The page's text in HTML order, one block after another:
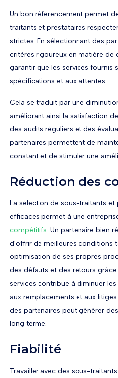
Un bon référencement permet
traitants et prestataires
strictes. En sélectionnant des
critères rigoureux en matière de
garantir que les services fournis
spécifications et aux attentes.
Cela se traduit par une
améliorant ainsi la satisfaction
des audits réguliers et des
partenaires permettent de
constant et de stimuler une
Réduction des
La sélection de sous-traitants et
efficaces permet à une
compétitifs. Un partenaire bien
d'offrir de meilleures conditions
optimisation de ses propres
des défauts et des retours
services contribue à diminuer
aux remplacements et aux
des partenaires peut générer
long terme.
Fiabilité
Travailler avec des sous-